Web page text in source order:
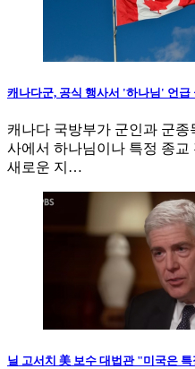
캐나다군, 공식 행사서 '하나님' 언
캐나다 국방부가 군인과 군
사에서 하나님이나 특정 종
새로운 지…
닐 고서치 美 보수 대법관 "미국은